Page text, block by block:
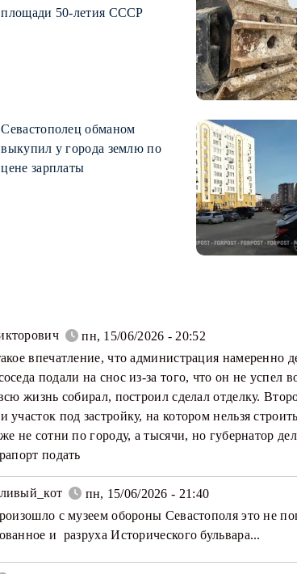
площади 50-летия СССР
Севастополец обманом
выкупил у города землю по
цене зарплаты
пн, 15/06/2026 - 20:52
впечатление, что администрация намеренно
подали на снос из-за того, что он не успел
жизнь собирал, построил сделал отделку.
участок под застройку, на котором нельзя
не сотни по городу, а тысячи, но губернатор
подать
пн, 15/06/2026 - 21:40
с музеем обороны Севастополя это не
и разруха Исторического бульвара...